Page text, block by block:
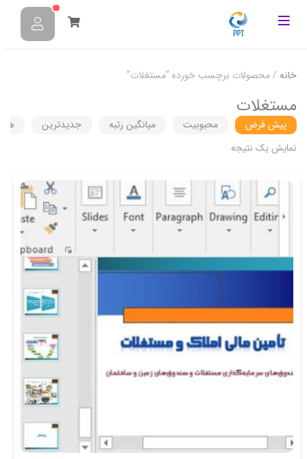
خانه / محصولات برچسب خورده “مستغلات”
مستغلات
پیش فرض محبوبیت میانگین رتبه جدیدترین
نمایش یک نتیجه